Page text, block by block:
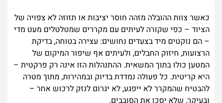
כאשר צוות ההובלה מזהה חוסר יציבות או תזוזה לא צפויה של
הציוד – כפי שקורה לעיתים עם מקררים שמטלטלים מעט מדי
– הם נוקטים מיד בצעדים נחושים: עצירה בטוחה, בדיקת
הרצועות, חיזוק החבלים, ולעיתים אף שיפור המיקום של
המטען כולו בתוך המשאית. ההתנהלות הזו אינה רק פרקטית –
היא קריטית. כל פעולה נמדדת בדיוק ובמהירות, מתוך מטרה
להבטיח שהמקרר לא ייפגע, לא יגרום לנזק לרכוש אחר –
ובעיקר, שלא יסכן את הסובבים.